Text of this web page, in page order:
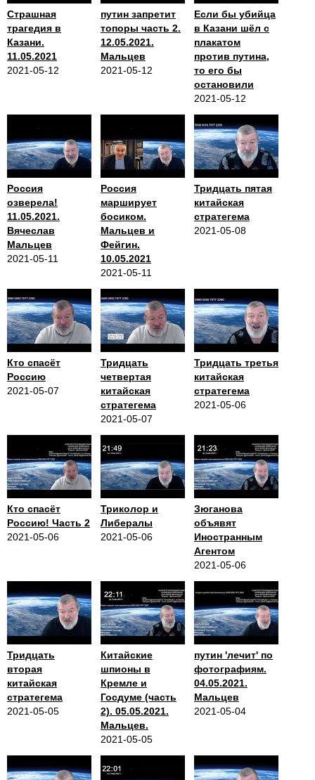
Страшная
трагедия в
Казани.
11.05.2021
2021-05-12
путин запретит
топоры часть 2.
12.05.2021.
Мальцев
2021-05-12
Если бы убийца
в Казани шёл с
плакатом
против путина,
то его бы
остановили
2021-05-12
Россия
озверела!
11.05.2021.
Вячеслав
Мальцев
2021-05-11
Россия
марширует
босиком.
Мальцев и
Фейгин.
10.05.2021
2021-05-11
Тридцать пятая
китайская
стратегема
2021-05-08
Кто спасёт
Россию
2021-05-07
Тридцать
четвертая
китайская
стратегема
2021-05-07
Тридцать третья
китайская
стратегема
2021-05-06
Кто спасёт
Россию! Часть 2
2021-05-06
Триколор и
Либералы
2021-05-06
Зюганова
объявят
Иностранным
Агентом
2021-05-06
Тридцать
вторая
китайская
стратегема
2021-05-05
Китайские
шпионы в
Кремле и
Госдуме (часть
2). 05.05.2021.
Мальцев.
2021-05-05
путин 'лечит' по
фотографиям.
04.05.2021.
Мальцев
2021-05-04